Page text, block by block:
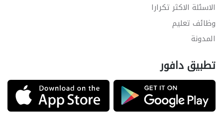
الاسئلة الاكثر تكرارا
وظائف تعليم
المدونة
تطبيق دافور